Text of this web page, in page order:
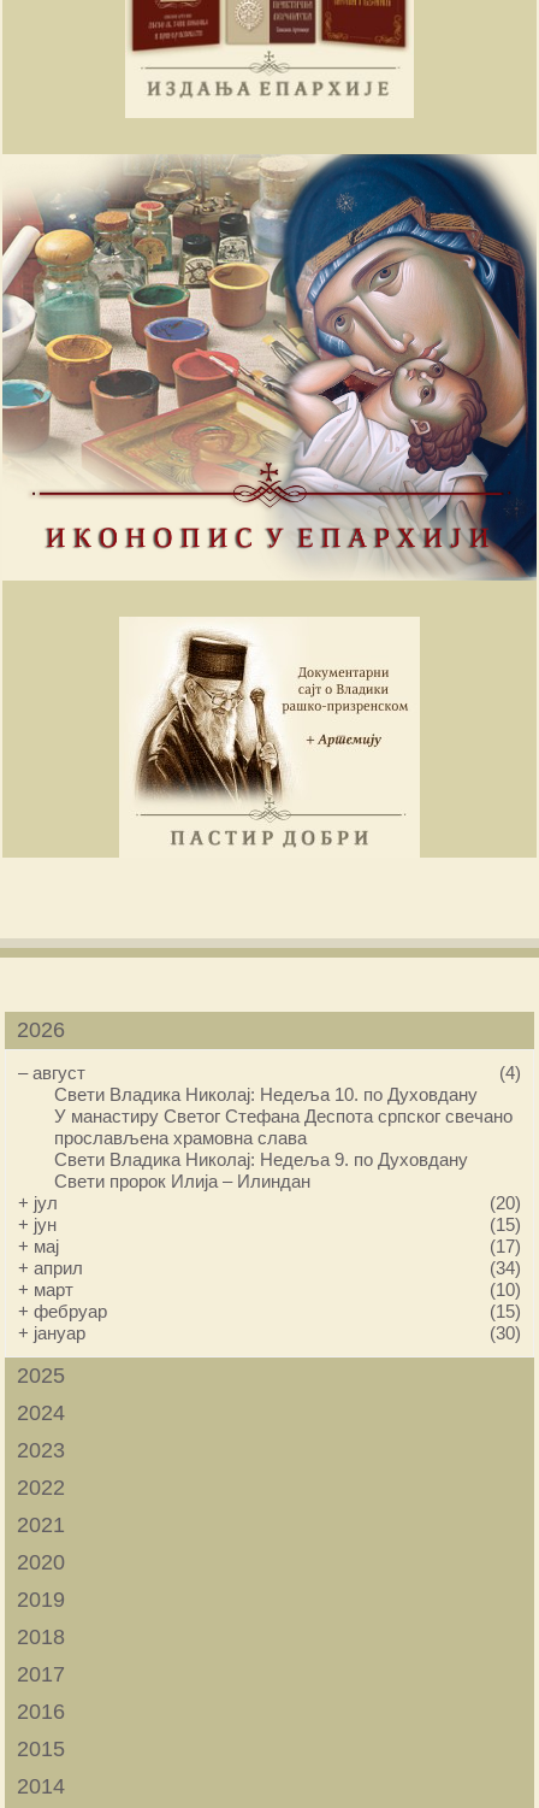
2026
–август
(4)
Свети Владика Николај: Недеља 10. по Духовдану
У манастиру Светог Стефана Деспота српског свечано
прослављена храмовна слава
Свети Владика Николај: Недеља 9. по Духовдану
Свети пророк Илија – Илиндан
+ јул
(20)
+ јун
(15)
+ мај
(17)
+април
(34)
+ март
(10)
+фебруар
(15)
+ јануар (30)
2025
2024
2023
2022
2021
2020
2019
2018
2017
2016
2015
2014